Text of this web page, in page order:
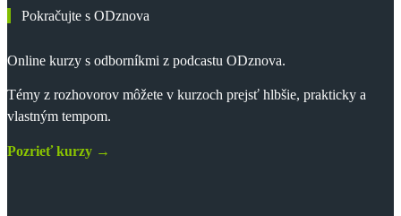
Pokračujte s ODznova
Online kurzy s odborníkmi z podcastu ODznova.
Témy z rozhovorov môžete v kurzoch prejsť hlbšie, prakticky a
vlastným tempom.
Pozrieť kurzy →